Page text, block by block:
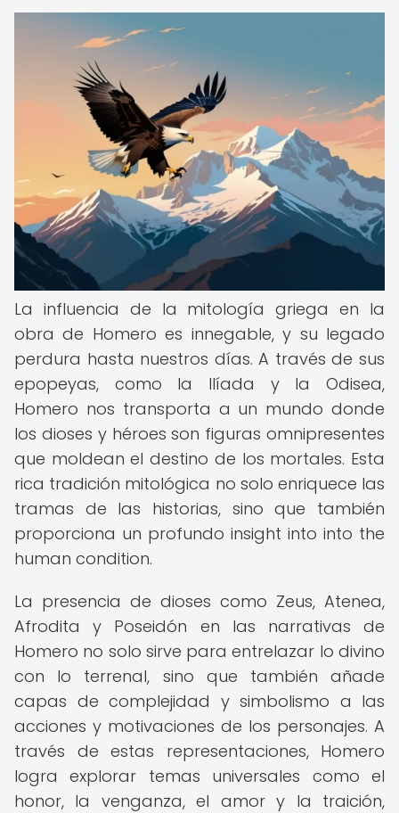
La influencia de la mitología griega en la
obra de Homero es innegable, y su legado
perdura hasta nuestros días. A través de sus
epopeyas, como la Ilíada y la Odisea,
Homero nos transporta a un mundo donde
los dioses y héroes son figuras omnipresentes
que moldean el destino de los mortales. Esta
rica tradición mitológica no solo enriquece las
tramas de las historias, sino que también
proporciona un profundo insight into into the
human condition.
La presencia de dioses como Zeus, Atenea,
Afrodita y Poseidón en las narrativas de
Homero no solo sirve para entrelazar lo divino
con lo terrenal, sino que también añade
capas de complejidad y simbolismo a las
acciones y motivaciones de los personajes. A
través de estas representaciones, Homero
logra explorar temas universales como el
honor, la venganza, el amor y la traición,